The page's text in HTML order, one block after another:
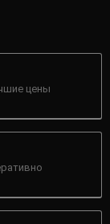
цены